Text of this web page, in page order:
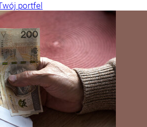
portfel